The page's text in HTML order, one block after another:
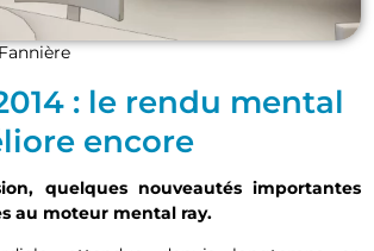
: le rendu mental
encore
quelques nouveautés importantes
au moteur mental ray.